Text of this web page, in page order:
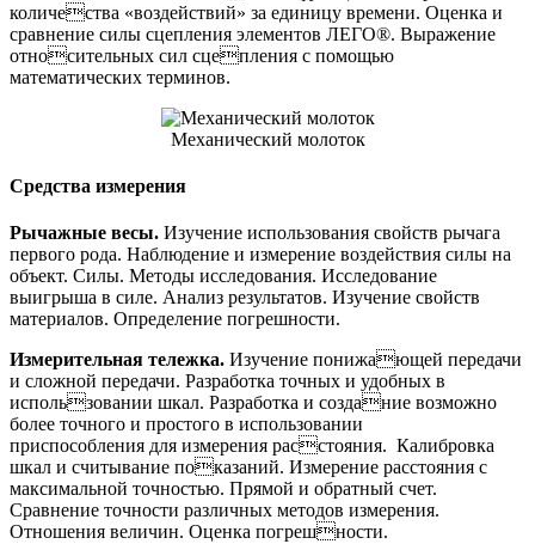
количества «воздействий» за единицу времени. Оценка и
сравнение силы сцепления элементов ЛЕГО®. Выражение
относительных сил сцепления с помощью
математических терминов.
Механический молоток
Средства измерения
Рычажные весы. Изучение использования свойств рычага
первого рода. Наблюдение и измерение воздействия силы на
объект. Силы. Методы исследования. Исследование
выигрыша в силе. Анализ результатов. Изучение свойств
материалов. Определение погрешности.
Измерительная тележка. Изучение понижающей передачи
и сложной передачи. Разработка точных и удобных в
использовании шкал. Разработка и создание возможно
более точного и простого в использовании
приспособления для измерения расстояния. Калибровка
шкал и считывание показаний. Измерение расстояния с
максимальной точностью. Прямой и обратный счет.
Сравнение точности различных методов измерения.
Отношения величин. Оценка погрешности.